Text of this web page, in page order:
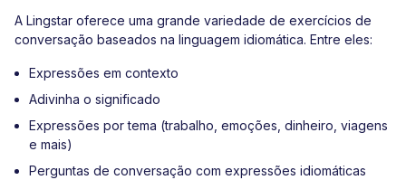
A Lingstar oferece uma grande variedade de exercícios de
conversação baseados na linguagem idiomática. Entre eles:
Expressões em contexto
Adivinha o significado
Expressões por tema (trabalho, emoções, dinheiro, viagens
e mais)
Perguntas de conversação com expressões idiomáticas